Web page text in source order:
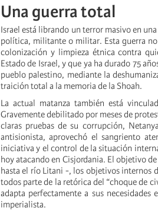
Una guerra total
Israel está librando un terror masivo en
política, militante o militar. Esta guerra
colonización y limpieza étnica contra
Estado de Israel, y que ya ha durado 75
pueblo palestino, mediante la
traición total a la memoria de la Shoah.
La actual matanza también está
Gravemente debilitado por meses de
claras pruebas de su corrupción,
antisionista, aprovechó el sangriento
iniciativa y el control de la situación
hoy atacando en Cisjordania. El objetivo
hasta el río Litani -, los objetivos internos
todos parte de la retórica del “choque de
adapta perfectamente a sus
imperialista.